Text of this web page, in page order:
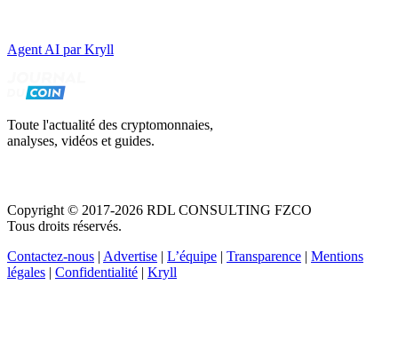
Agent AI par Kryll
Toute l'actualité des cryptomonnaies,
analyses, vidéos et guides.
Copyright © 2017-2026 RDL CONSULTING FZCO
Tous droits réservés.
Contactez-nous | Advertise | L’équipe | Transparence | Mentions
légales | Confidentialité | Kryll